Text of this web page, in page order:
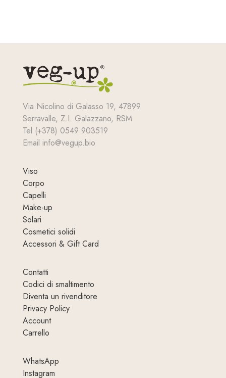
Via Nicolino di Galasso 19, 47899
Serravalle, Z.I. Galazzano, RSM
Tel (+378) 0549 903519
Email info@vegup.bio
Viso
Corpo
Capelli
Make-up
Solari
Cosmetici solidi
Accessori & Gift Card
Contatti
Codici di smaltimento
Diventa un rivenditore
Privacy Policy
Account
Carrello
WhatsApp
Instagram